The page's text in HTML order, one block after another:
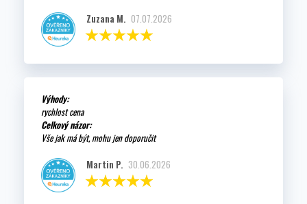
Zuzana M. 07.07.2026
Výhody:
rychlost cena
Celkový názor:
Vše jak má být, mohu jen doporučit
Martin P. 30.06.2026